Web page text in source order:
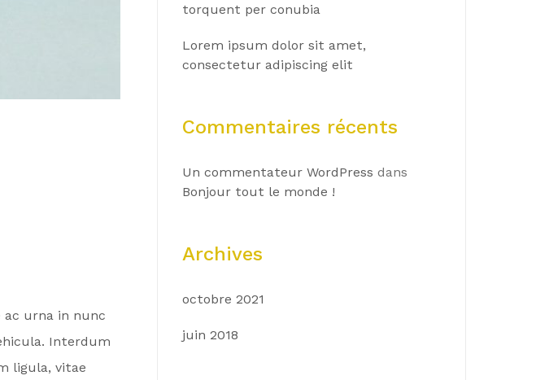
urna in nunc
Interdum
ligula, vitae
torquent per conubia
Lorem ipsum dolor sit amet,
consectetur adipiscing elit
Commentaires récents
Un commentateur WordPress dans
Bonjour tout le monde !
Archives
octobre 2021
juin 2018